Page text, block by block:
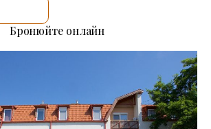
Бронюйте онлайн